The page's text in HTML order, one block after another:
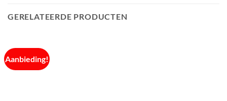
GERELATEERDE PRODUCTEN
Aanbieding!